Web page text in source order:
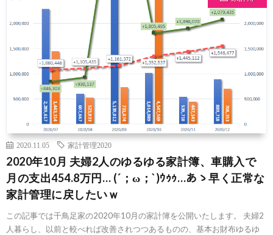
2020.11.05 家計管理2020
2020年10月 夫婦2人のゆるゆる家計簿、車購入で
月の支出454.8万円… (´；ω；`)ｳｩｩ…あゝ早く正常な
家計管理に戻したいｗ
この記事では千鳥足家の2020年10月の家計簿を公開いたします。 夫婦2
人暮らし、以前と較べれば改善されつつあるものの、基本お財布ゆるゆ